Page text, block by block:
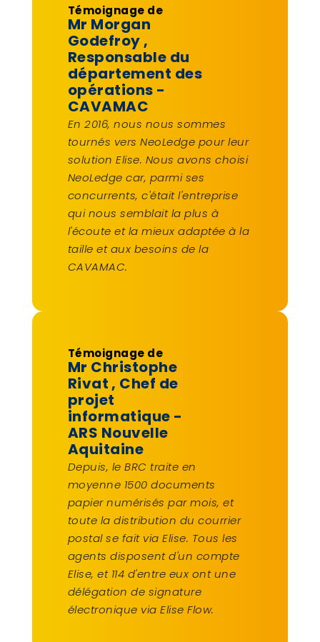
Témoignage de
Mr Morgan
Godefroy ,
Responsable du
département des
opérations -
CAVAMAC
En 2016, nous nous sommes
tournés vers NeoLedge pour leur
solution Elise. Nous avons choisi
NeoLedge car, parmi ses
concurrents, c'était l'entreprise
qui nous semblait la plus à
l'écoute et la mieux adaptée à la
taille et aux besoins de la
CAVAMAC.
Témoignage de
Mr Christophe
Rivat , Chef de
projet
informatique -
ARS Nouvelle
Aquitaine
Depuis, le BRC traite en
moyenne 1500 documents
papier numérisés par mois, et
toute la distribution du courrier
postal se fait via Elise. Tous les
agents disposent d'un compte
Elise, et 114 d'entre eux ont une
délégation de signature
électronique via Elise Flow.